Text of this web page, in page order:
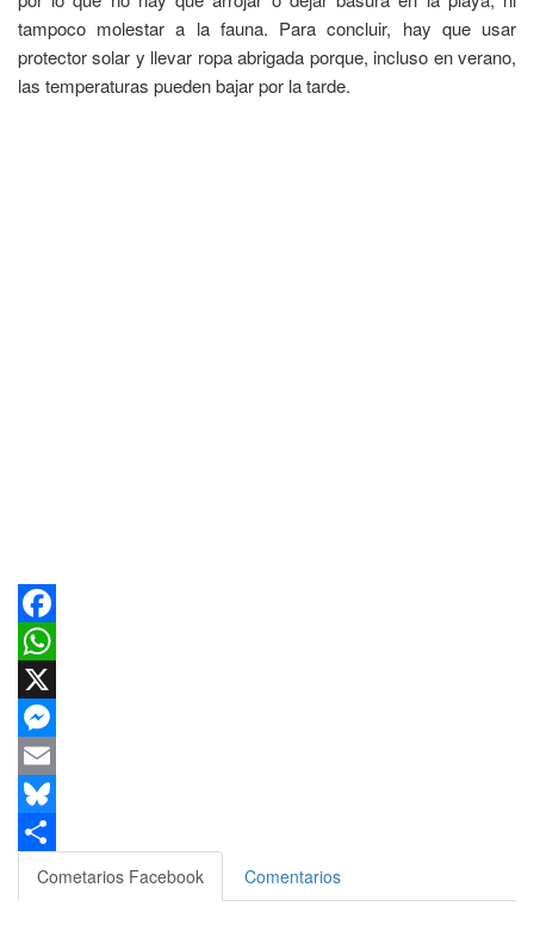
tampoco molestar a la fauna. Para concluir, hay que usar
protector solar y llevar ropa abrigada porque, incluso en verano,
las temperaturas pueden bajar por la tarde.
Facebook
WhatsApp
X
Messenger
Email
Bluesky
Compartir
Cometarios Facebook Comentarios